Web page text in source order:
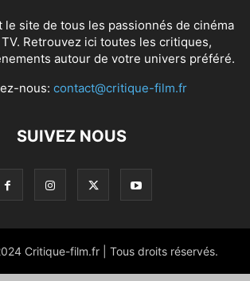
site de tous les passionnés de cinéma
Retrouvez ici toutes les critiques,
autour de votre univers préféré.
nous: contact@critique-film.fr
SUIVEZ NOUS
Critique-film.fr | Tous droits réservés.